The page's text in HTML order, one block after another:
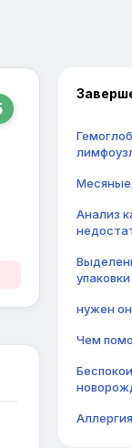
Анализ
нужен
Чем